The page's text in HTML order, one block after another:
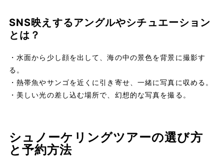
SNS映えするアングルやシチュエーション
とは？
・水面から少し顔を出して、海の中の景色を背景に撮影す
る。
・熱帯魚やサンゴを近くに引き寄せ、一緒に写真に収める。
・美しい光の差し込む場所で、幻想的な写真を撮る。
シュノーケリングツアーの選び方
と予約方法